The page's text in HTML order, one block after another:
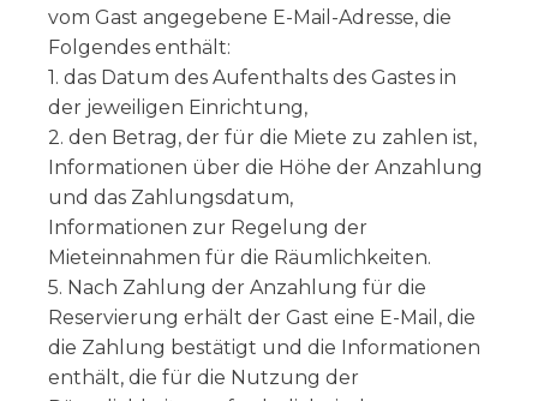
vom Gast angegebene E-Mail-Adresse, die
Folgendes enthält:
1. das Datum des Aufenthalts des Gastes in
der jeweiligen Einrichtung,
2. den Betrag, der für die Miete zu zahlen ist,
Informationen über die Höhe der Anzahlung
und das Zahlungsdatum,
Informationen zur Regelung der
Mieteinnahmen für die Räumlichkeiten.
5. Nach Zahlung der Anzahlung für die
Reservierung erhält der Gast eine E-Mail, die
die Zahlung bestätigt und die Informationen
enthält, die für die Nutzung der